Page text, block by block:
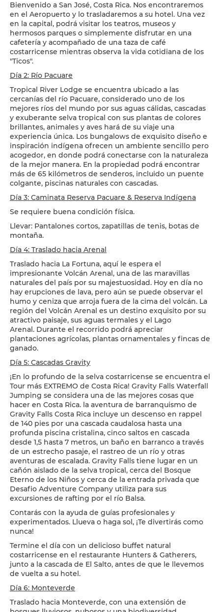
Bienvenido a San José, Costa Rica. Nos encontraremos
en el Aeropuerto y lo trasladaremos a su hotel. Una vez
en la capital, podrá visitar los teatros, museos y
hermosos parques o simplemente disfrutar en una
cafetería y acompañado de una taza de café
costarricense mientras observa la vida cotidiana de los
"Ticos".
Día 2: Río Pacuare
Tropical River Lodge se encuentra ubicado a las
cercanías del río Pacuare, considerado uno de los
mejores ríos del mundo por sus aguas cálidas, cascadas
y exuberante selva tropical con sus plantas de colores
brillantes, animales y aves hará de su viaje una
experiencia única. Los bungalows de exquisito diseño e
inspiración indígena ofrecen un ambiente sencillo pero
acogedor, en donde podrá conectarse con la naturaleza
de la mejor manera. En la propiedad podrá encontrar
más de 65 kilómetros de senderos, incluido un puente
colgante, piscinas naturales con cascadas.
Día 3: Caminata Reserva Pacuare & Reserva Indígena
Se requiere buena condición física.
Llevar: Pantalones cortos, zapatillas de tenis, botas de
montaña.
Día 4: Traslado hacia Arenal
Traslado hacia La Fortuna, aquí le espera el
impresionante Volcán Arenal, una de las maravillas
naturales del país por su majestuosidad. Hoy en día no
hay erupciones de lava, pero aún se puede observar el
humo y ceniza que arroja fuera de la cima del volcán. La
región del Volcán Arenal es un destino exquisito por su
atractivo paisaje, sus aguas termales y el Lago
Arenal. Durante el recorrido podrá apreciar
plantaciones agrícolas, plantas ornamentales y fincas de
ganado.
Día 5: Cascadas Gravity
¡En lo profundo de la selva costarricense se encuentra el
Tour más EXTREMO de Costa Rica! Gravity Falls Waterfall
Jumping se considera una de las mejores cosas que
hacer en Costa Rica. la aventura de barranquismo de
Gravity Falls Costa Rica incluye un descenso en rappel
de 140 pies por una cascada caudalosa hasta una
profunda piscina cristalina, cinco saltos en cascada
desde 1,5 hasta 7 metros, un baño en barranco a través
de un estrecho pasaje, el rastreo de un río y otras
aventuras de escalada. Gravity Falls tiene lugar en un
cañón aislado de la selva tropical, cerca del Bosque
Eterno de los Niños y cerca de la entrada privada que
Desafio Adventure Company utiliza para sus
excursiones de rafting por el río Balsa.
Contarás con la ayuda de guías profesionales y
experimentados. Llueva o haga sol, ¡Te divertirás como
nunca!
Termine el día con un delicioso buffet natural
costarricense en el restaurante Hunters & Gatherers,
junto a la cascada de El Salto, antes de que le llevemos
de vuelta a su hotel.
Día 6: Monteverde
Traslado hacia Monteverde, con una extensión de